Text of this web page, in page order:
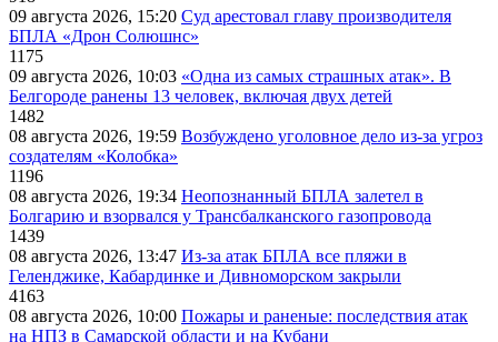
09 августа 2026, 15:20 Суд арестовал главу производителя
БПЛА «Дрон Солюшнс»
1175
09 августа 2026, 10:03 «Одна из самых страшных атак». В
Белгороде ранены 13 человек, включая двух детей
1482
08 августа 2026, 19:59 Возбуждено уголовное дело из-за угроз
создателям «Колобка»
1196
08 августа 2026, 19:34 Неопознанный БПЛА залетел в
Болгарию и взорвался у Трансбалканского газопровода
1439
08 августа 2026, 13:47 Из-за атак БПЛА все пляжи в
Геленджике, Кабардинке и Дивноморском закрыли
4163
08 августа 2026, 10:00 Пожары и раненые: последствия атак
на НПЗ в Самарской области и на Кубани